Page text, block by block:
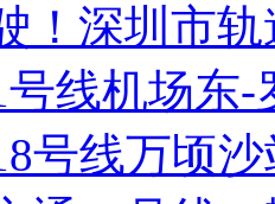
！深圳市
线机场东-
号线万顷